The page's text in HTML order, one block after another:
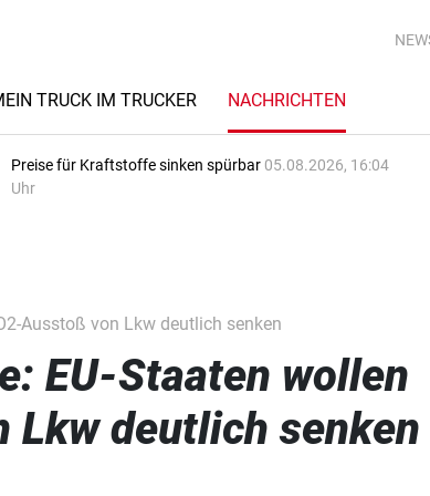
TRUCK IM TRUCKER NACHRICHTEN
Preise für Kraftstoffe sinken spürbar 05.08.2026, 16:04
Uhr
Ausstoß von Lkw deutlich senken
EU-Staaten wollen
Lkw deutlich senken